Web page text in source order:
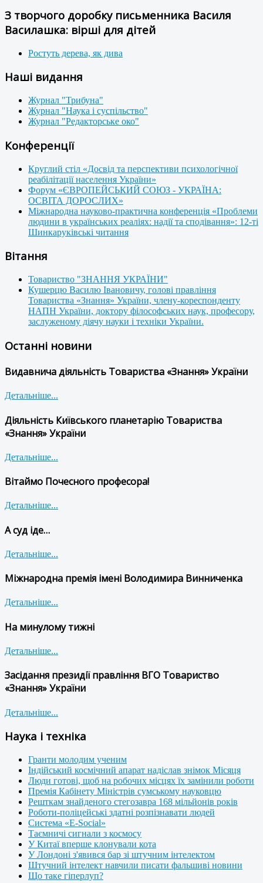
З творчого доробку письменника Василя
Василашка: вірші для дітей
Ростуть дерева, як дива
Наші видання
Журнал "Трибуна"
Журнал "Наука і суспільство"
Журнал "Редакторське око"
Конференції
Круглий стіл «Досвід та перспективи психологічної
реабілітації населення України»
Форум «ЄВРОПЕЙСЬКИЙ СОЮЗ - УКРАЇНА:
ОСВІТА ДОРОСЛИХ»
Міжнародна науково-практична конференція «Проблеми
людини в українських реаліях: надії та сподівання»: 12-ті
Шинкаруківські читання
Вітання
Товариство "ЗНАННЯ УКРАЇНИ"
Кушерцю Василю Івановичу, голові правління
Товариства «Знання» України, члену-кореспонденту
НАПН України, доктору філософських наук, професору,
заслуженому діячу науки і техніки України.
Останні новини
Видавнича діяльність Товариства «Знання» України
Детальніше...
Діяльність Київського планетарію Товариства
«Знання» України
Детальніше...
Вітаймо Почесного професора!
Детальніше...
А суд іде…
Детальніше...
Міжнародна премія імені Володимира Винниченка
Детальніше...
На минулому тижні
Детальніше...
Засідання президії правління ВГО Товариство
«Знання» України
Детальніше...
Наука і техніка
Гранти молодим ученим
Індійський космічний апарат надіслав знімок Місяця
Люди готові, щоб на робочих місцях їх замінили роботи
Премія Кабінету Міністрів сумському науковцю
Решткам знайденого стегозавра 168 мільйонів років
Роботи-поліцейські здатні розпізнавати людей
Система «E-Social»
Таємничі сигнали з космосу
У Китаї вперше клонували кота
У Лондоні з'явився бар зі штучним інтелектом
Штучний інтелект навчили писати фальшиві новини
Що таке гіперлуп?